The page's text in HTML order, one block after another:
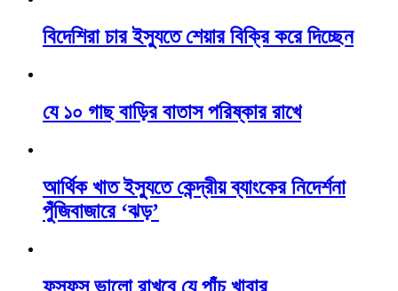
বিদেশিরা চার ইস্যুতে শেয়ার বিক্রি করে দিচ্ছেন
যে ১০ গাছ বাড়ির বাতাস পরিষ্কার রাখে
আর্থিক খাত ইস্যুতে কেন্দ্রীয় ব্যাংকের নিদের্শনা
পুঁজিবাজারে ‘ঝড়’
ফুসফুস ভালো রাখবে যে পাঁচ খাবার